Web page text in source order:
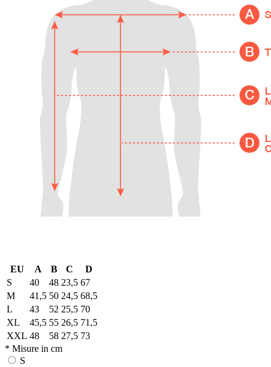
EU A B C
D
S
40 48 23,5 67
M
41,5 50 24,5 68,5
L
43 52 25,5 70
XL
45,5 55 26,5 71,5
XXL 48 58 27,5 73
* Misure in cm
S